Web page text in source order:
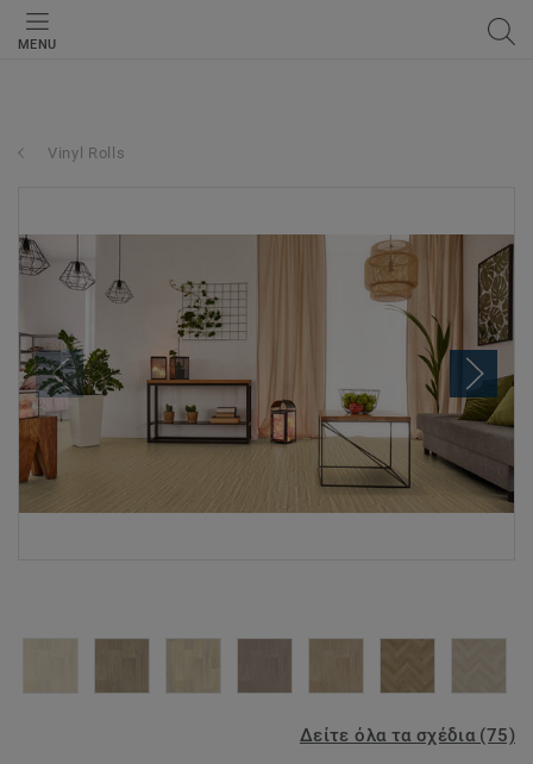
MENU
Vinyl Rolls
Δείτε όλα τα σχέδια (75)